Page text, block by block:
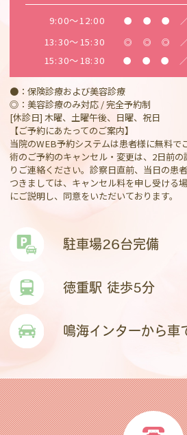
9:00～12:00 ● ● ●
13:30～15:30 ◎ ◎ ◎
15:30～18:30 ● ● ● ／
●：保険診療および美容診療
◎：美容診療のみ対応 / 完全予約制
[休診日] 木曜、土曜午後、日曜、祝日
【ご予約にあたってのご案内】
当院のWEB予約システムは患者様に無料で
術のご予約のキャンセル・変更は、2日前
りご連絡ください。診察日直前、当日の患
つきましては、キャンセル料を申し受ける
にご説明し、同意をいただいております。
駐車場26台完備
徳重駅 徒歩5分
鳴海インターから車